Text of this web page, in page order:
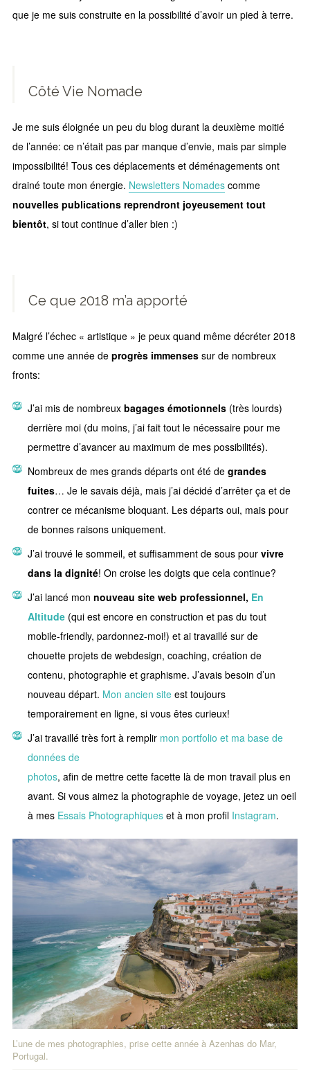
que je me suis construite en la possibilité d’avoir un pied à terre.
Côté Vie Nomade
Je me suis éloignée un peu du blog durant la deuxième moitié
de l’année: ce n’était pas par manque d’envie, mais par simple
impossibilité! Tous ces déplacements et déménagements ont
drainé toute mon énergie. Newsletters Nomadescomme
nouvelles publications reprendront joyeusement tout
bientôt, si tout continue d’aller bien :)
Ce que 2018 m’a apporté
Malgré l’échec « artistique » je peux quand même décréter 2018
comme une année de progrès immensessur de nombreux
fronts:
J’ai mis de nombreux bagages émotionnels (très lourds)
derrière moi (du moins, j’ai fait tout le nécessaire pour me
permettre d’avancer au maximum de mes possibilités).
Nombreux de mes grands départs ont été de grandes
fuites… Je le savais déjà, mais j’ai décidé d’arrêter ça et de
contrer ce mécanisme bloquant. Les départs oui, mais pour
de bonnes raisons uniquement.
J’ai trouvé le sommeil, et suffisamment de sous pour vivre
dans la dignité! On croise les doigts que cela continue?
J’ai lancé mon nouveau site web professionnel, En
Altitude(qui est encore en construction et pas du tout
mobile-friendly, pardonnez-moi!) et ai travaillé sur de
chouette projets de webdesign, coaching, création de
contenu, photographie et graphisme. J’avais besoin d’un
nouveau départ. Mon ancien siteest toujours
temporairement en ligne, si vous êtes curieux!
J’ai travaillé très fort à remplir mon portfolio et ma base de
données de
photos, afin de mettre cette facette là de mon travail plus en
avant. Si vous aimez la photographie de voyage, jetez un oeil
à mes Essais Photographiqueset à mon profil Instagram.
L’une de mes photographies, prise cette année à Azenhas do Mar,
Portugal.